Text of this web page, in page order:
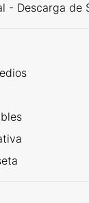
- Descarga de